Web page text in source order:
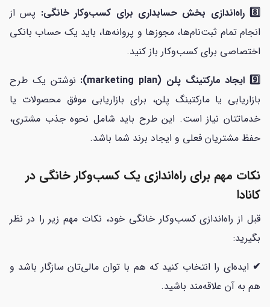
8️⃣ راه‌اندازی بخش حسابداری برای کسب‌وکار خانگی:
پس از
انجام تمام ثبت‌نام‌ها، مجوزها و پروانه‌ها، باید یک حساب بانکی
اختصاصی برای کسب‌وکار باز کنید.
9️⃣ ایجاد مارکتینگ پلن (marketing plan):
نوشتن یک طرح
بازاریابی یا مارکتینگ پلن، برای بازاریابی موفق محصولات یا
خدماتتان نیاز است. این طرح باید شامل نحوه جذب مشتری،
حفظ مشتریان فعلی و ایجاد برند شما باشد.
نکات مهم برای راه‌اندازی یک کسب‌وکار خانگی در
کانادا
قبل از راه‌اندازی کسب‌وکار خانگی خود، نکات مهم زیر را در نظر
بگیرید:
✔ ایده‌ای را انتخاب کنید که هم با توان مالی‌تان سازگار باشد و
هم به آن علاقه‌مند باشید.